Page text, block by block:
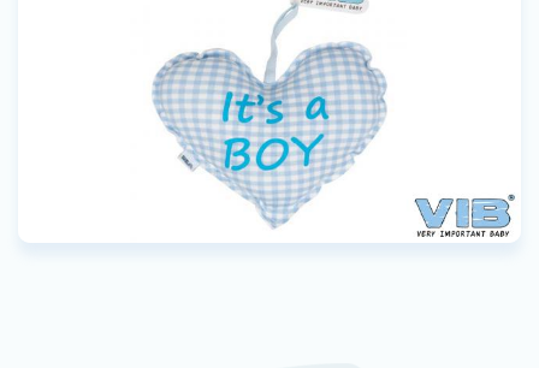
Vind uw VIB®-Dealer
VIB®-Dealer worden